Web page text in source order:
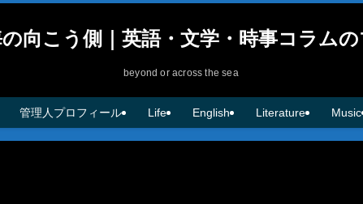
向こう側｜英語・文学・時事コラム
beyond or across the sea
管理人プロフィール Life English Literature Music